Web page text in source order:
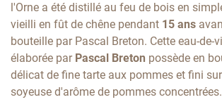
l'Orne a été distillé au feu de bois en
vieilli en fût de chêne pendant 15 ans
bouteille par Pascal Breton. Cette eau-de-
élaborée par Pascal Breton possède en
délicat de fine tarte aux pommes et fini
soyeuse d'arôme de pommes concentrées.